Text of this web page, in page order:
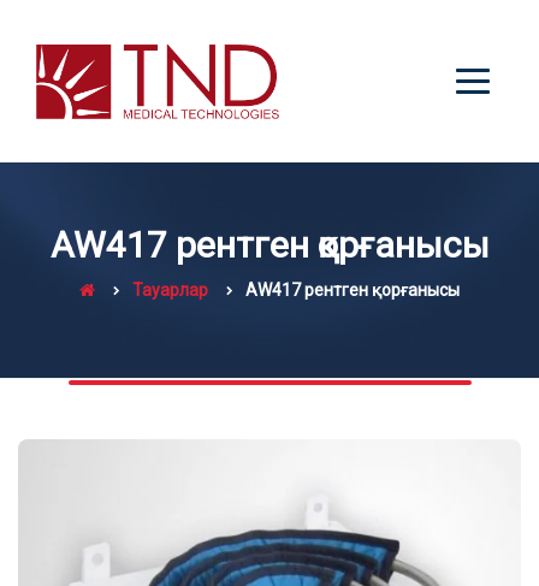
AW417 рентген қорғанысы
Тауарлар AW417 рентген қорғанысы